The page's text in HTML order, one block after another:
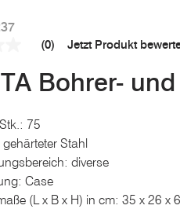
(0) Jetzt Produkt
Bohrer-
75
Stahl
diverse
Case
(L x B x H) in cm: 35 x 26 x 6